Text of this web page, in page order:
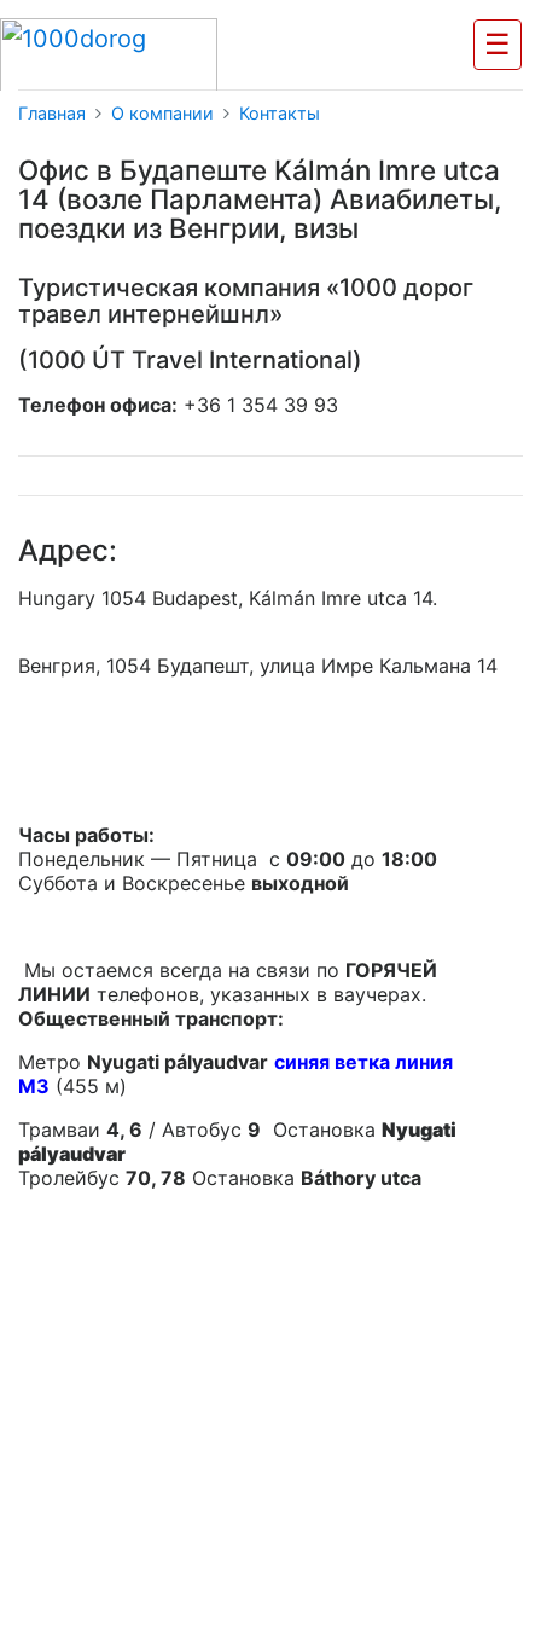
☰
Главная О компании Контакты
Офис в Будапеште Kálmán Imre utca
14 (возле Парламента) Авиабилеты,
поездки из Венгрии, визы
Туристическая компания «1000 дорог
травел интернейшнл»
(1000 ÚT Travel International)
Телефон офиса: +36 1 354 39 93
Адрес:
Hungary 1054 Budapest, Kálmán Imre utca 14.
Венгрия, 1054 Будапешт, улица Имре Кальмана 14
Часы работы:
Понедельник — Пятница с 09:00 до 18:00
Суббота и Воскресенье выходной
Мы остаемся всегда на связи по ГОРЯЧЕЙ
ЛИНИИ телефонов, указанных в ваучерах.
Общественный транспорт:
Метро Nyugati pályaudvar синяя ветка линия
M3 (455 м)
Трамваи 4, 6 / Автобус 9 Остановка Nyugati
pályaudvar
Тролейбус 70, 78 Остановка Báthory utca